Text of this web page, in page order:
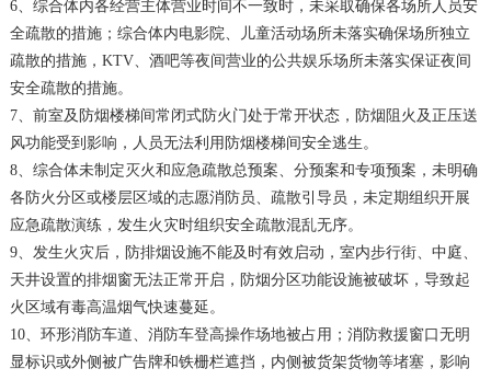
6、综合体内各经营主体营业时间不一致时，未采取确保各场所人员安
全疏散的措施；综合体内电影院、儿童活动场所未落实确保场所独立
疏散的措施，KTV、酒吧等夜间营业的公共娱乐场所未落实保证夜间
安全疏散的措施。
7、前室及防烟楼梯间常闭式防火门处于常开状态，防烟阻火及正压送
风功能受到影响，人员无法利用防烟楼梯间安全逃生。
8、综合体未制定灭火和应急疏散总预案、分预案和专项预案，未明确
各防火分区或楼层区域的志愿消防员、疏散引导员，未定期组织开展
应急疏散演练，发生火灾时组织安全疏散混乱无序。
9、发生火灾后，防排烟设施不能及时有效启动，室内步行街、中庭、
天井设置的排烟窗无法正常开启，防烟分区功能设施被破坏，导致起
火区域有毒高温烟气快速蔓延。
10、环形消防车道、消防车登高操作场地被占用；消防救援窗口无明
显标识或外侧被广告牌和铁栅栏遮挡，内侧被货架货物等堵塞，影响